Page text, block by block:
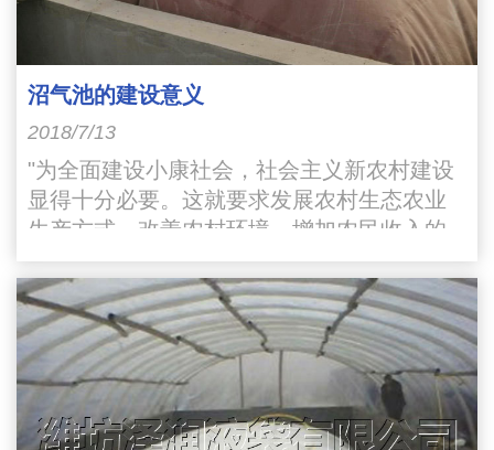
沼气池的建设意义
2018/7/13
"为全面建设小康社会，社会主义新农村建设
显得十分必要。这就要求发展农村生态农业
生产方式，改善农村环境，增加农民收入的
宏伟目标。其中综合利用沼气池就是改变农
村环境的一个重要途径"